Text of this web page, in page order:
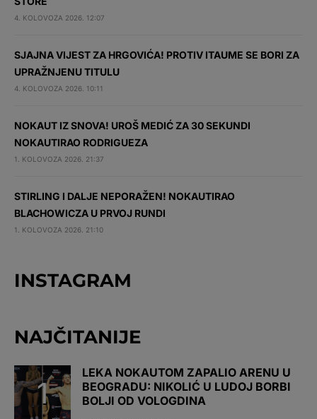
4. KOLOVOZA 2026. 12:07
SJAJNA VIJEST ZA HRGOVIĆA! PROTIV ITAUME SE BORI ZA
UPRAŽNJENU TITULU
4. KOLOVOZA 2026. 10:11
NOKAUT IZ SNOVA! UROŠ MEDIĆ ZA 30 SEKUNDI
NOKAUTIRAO RODRIGUEZA
1. KOLOVOZA 2026. 21:37
STIRLING I DALJE NEPORAŽEN! NOKAUTIRAO
BLACHOWICZA U PRVOJ RUNDI
1. KOLOVOZA 2026. 21:10
INSTAGRAM
NAJČITANIJE
LEKA NOKAUTOM ZAPALIO ARENU U
BEOGRADU: NIKOLIĆ U LUDOJ BORBI
BOLJI OD VOLOGDINA